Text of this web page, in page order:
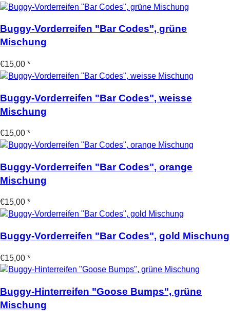
Buggy-Vorderreifen "Bar Codes", grüne
Mischung
€15,00 *
Buggy-Vorderreifen "Bar Codes", weisse
Mischung
€15,00 *
Buggy-Vorderreifen "Bar Codes", orange
Mischung
€15,00 *
Buggy-Vorderreifen "Bar Codes", gold Mischung
€15,00 *
Buggy-Hinterreifen "Goose Bumps", grüne
Mischung